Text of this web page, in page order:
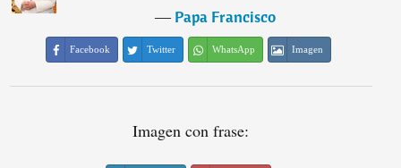
―Papa Francisco
Facebook Twitter WhatsApp Imagen
Imagen con frase: